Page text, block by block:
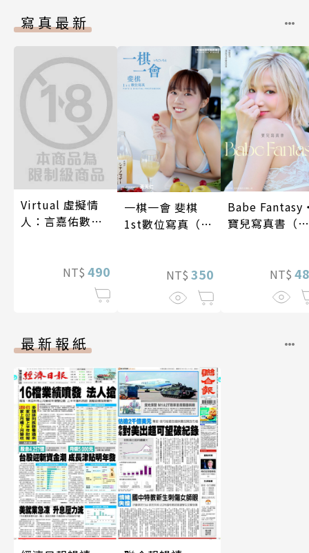
寫真最新
Virtual 虛擬情
人：言嘉佑數位
NT$ 490
一棋一會 斐棋
1st數位寫真（含
NT$ 350
Babe
寶兒寫真書（加
NT$
最新報紙